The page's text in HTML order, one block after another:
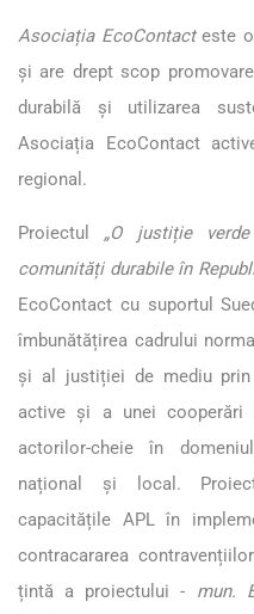
Asociația EcoContacteste o
și are drept scop
durabilă și utilizarea
Asociația EcoContact
regional.
Proiectul „O justiție
comunități durabile în
EcoContact cu suportul
îmbunătățirea cadrului
și al justiției de mediu
active și a unei cooperări
actorilor-cheie în
național și local.
capacitățile APL în
contracararea
țintă a proiectului - mun.